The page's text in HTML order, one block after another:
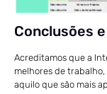
Conclusões
Acreditamos que a
melhores de
aquilo que são mais